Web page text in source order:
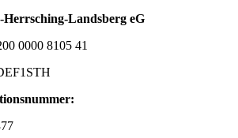
Landsberg eG
0000 8105 41